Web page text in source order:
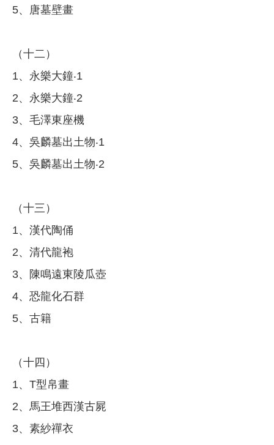
5、唐墓壁畫
（十二）
1、永樂大鐘‧1
2、永樂大鐘‧2
3、毛澤東座機
4、吳麟墓出土物‧1
5、吳麟墓出土物‧2
（十三）
1、漢代陶俑
2、清代龍袍
3、陳鳴遠東陵瓜壺
4、恐龍化石群
5、古籍
（十四）
1、T型帛畫
2、馬王堆西漢古屍
3、素紗禪衣